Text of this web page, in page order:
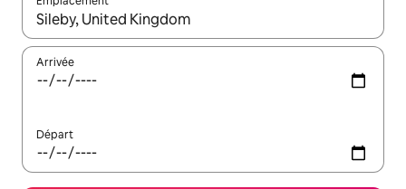
Quand les résultats sont affichés, parcourez-les en utilisant
Arrivée
Départ